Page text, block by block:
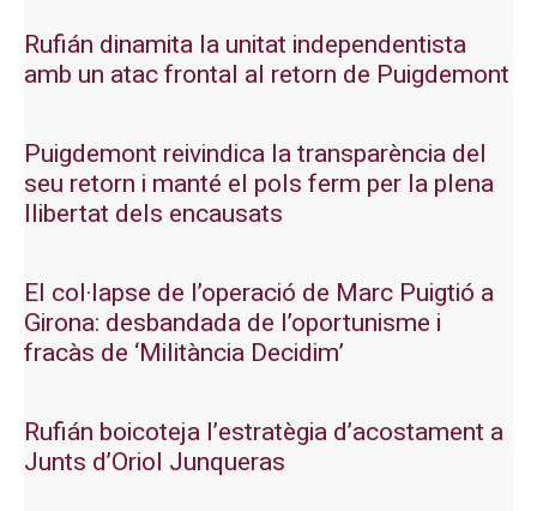
Rufián dinamita la unitat independentista
amb un atac frontal al retorn de Puigdemont
Puigdemont reivindica la transparència del
seu retorn i manté el pols ferm per la plena
llibertat dels encausats
El col·lapse de l’operació de Marc Puigtió a
Girona: desbandada de l’oportunisme i
fracàs de ‘Militància Decidim’
Rufián boicoteja l’estratègia d’acostament a
Junts d’Oriol Junqueras